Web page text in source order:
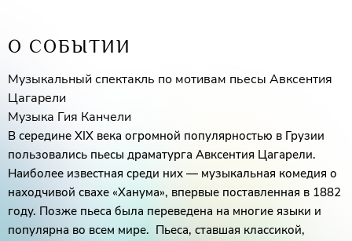
О СОБЫТИИ
Музыкальный спектакль по мотивам пьесы Авксентия
Цагарели
Музыка Гия Канчели
В середине XIX века огромной популярностью в Грузии
пользовались пьесы драматурга Авксентия Цагарели.
Наиболее известная среди них — музыкальная комедия о
находчивой свахе «Ханума», впервые поставленная в 1882
году. Позже пьеса была переведена на многие языки и
популярна во всем мире. Пьеса, ставшая классикой,